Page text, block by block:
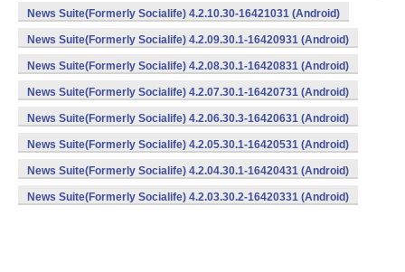
v7a) (Android)
News Suite(Formerly Socialife) 4.2.10.30-16421031 (Android)
News Suite(Formerly Socialife) 4.2.09.30.1-16420931 (Android)
News Suite(Formerly Socialife) 4.2.08.30.1-16420831 (Android)
News Suite(Formerly Socialife) 4.2.07.30.1-16420731 (Android)
News Suite(Formerly Socialife) 4.2.06.30.3-16420631 (Android)
News Suite(Formerly Socialife) 4.2.05.30.1-16420531 (Android)
News Suite(Formerly Socialife) 4.2.04.30.1-16420431 (Android)
News Suite(Formerly Socialife) 4.2.03.30.2-16420331 (Android)